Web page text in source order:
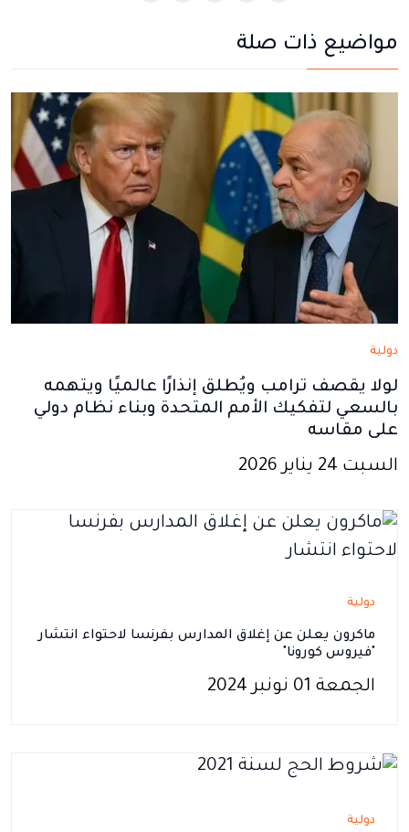
في
جديدة
في
جديدة
جديدةجديدة
مواضيع ذات صلة
دولية
لولا يقصف ترامب ويُطلق إنذارًا عالميًا ويتهمه
بالسعي لتفكيك الأمم المتحدة وبناء نظام دولي
على مقاسه
السبت 24 يناير 2026
دولية
ماكرون يعلن عن إغلاق المدارس بفرنسا لاحتواء انتشار
"فيروس كورونا"
الجمعة 01 نونبر 2024
دولية